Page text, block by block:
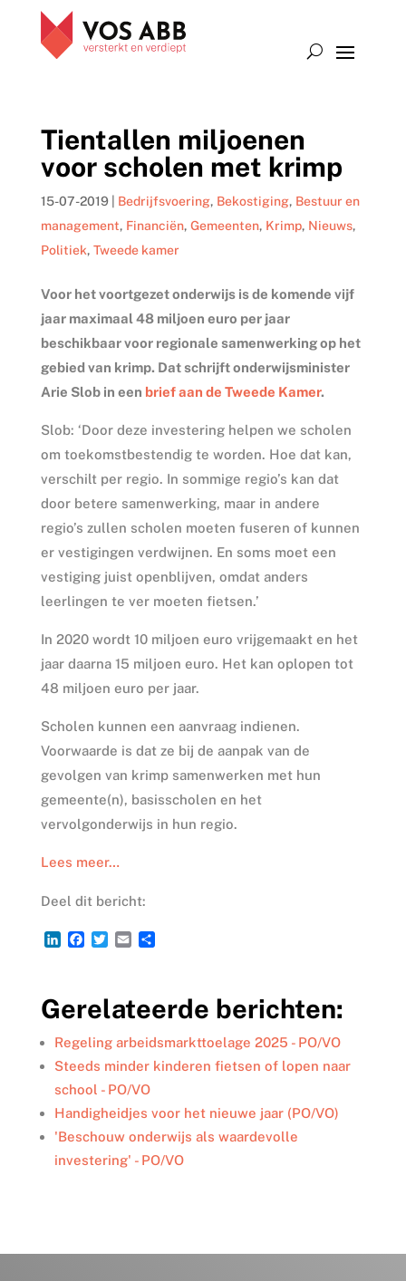
Tientallen miljoenen
voor scholen met krimp
15-07-2019| Bedrijfsvoering, Bekostiging, Bestuur en
management, Financiën, Gemeenten, Krimp, Nieuws,
Politiek, Tweede kamer
Voor het voortgezet onderwijs is de komende vijf
jaar maximaal 48 miljoen euro per jaar
beschikbaar voor regionale samenwerking op het
gebied van krimp. Dat schrijft onderwijsminister
Arie Slob in een brief aan de Tweede Kamer.
Slob: ‘Door deze investering helpen we scholen
om toekomstbestendig te worden. Hoe dat kan,
verschilt per regio. In sommige regio’s kan dat
door betere samenwerking, maar in andere
regio’s zullen scholen moeten fuseren of kunnen
er vestigingen verdwijnen. En soms moet een
vestiging juist openblijven, omdat anders
leerlingen te ver moeten fietsen.’
In 2020 wordt 10 miljoen euro vrijgemaakt en het
jaar daarna 15 miljoen euro. Het kan oplopen tot
48 miljoen euro per jaar.
Scholen kunnen een aanvraag indienen.
Voorwaarde is dat ze bij de aanpak van de
gevolgen van krimp samenwerken met hun
gemeente(n), basisscholen en het
vervolgonderwijs in hun regio.
Lees meer…
Deel dit bericht:
L
e
d
I
n
F
b
o
o
k
T
t
e
r
E
l
D
n
Gerelateerde berichten:
Regeling arbeidsmarkttoelage 2025 - PO/VO
Steeds minder kinderen fietsen of lopen naar
school - PO/VO
Handigheidjes voor het nieuwe jaar (PO/VO)
'Beschouw onderwijs als waardevolle
investering' - PO/VO